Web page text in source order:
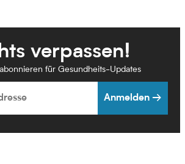
verpassen!
für Gesundheits-Updates
Anmelden →